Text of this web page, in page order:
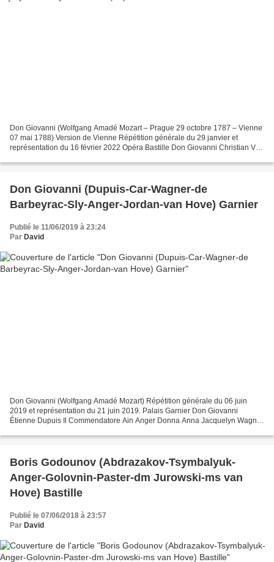
Don Giovanni (Wolfgang Amadé Mozart – Prague 29 octobre 1787 – Vienne
07 mai 1788) Version de Vienne Répétition générale du 29 janvier et
représentation du 16 février 2022 Opéra Bastille Don Giovanni Christian Van
Don Giovanni (Dupuis-Car-Wagner-de
Barbeyrac-Sly-Anger-Jordan-van Hove) Garnier
Publié le 11/06/2019 à 23:24
Par David
Don Giovanni (Wolfgang Amadé Mozart) Répétition générale du 06 juin
2019 et représentation du 21 juin 2019. Palais Garnier Don Giovanni
Étienne Dupuis Il Commendatore Ain Anger Donna Anna Jacquelyn Wagner
Boris Godounov (Abdrazakov-Tsymbalyuk-
Anger-Golovnin-Paster-dm Jurowski-ms van
Hove) Bastille
Publié le 07/06/2018 à 23:57
Par David